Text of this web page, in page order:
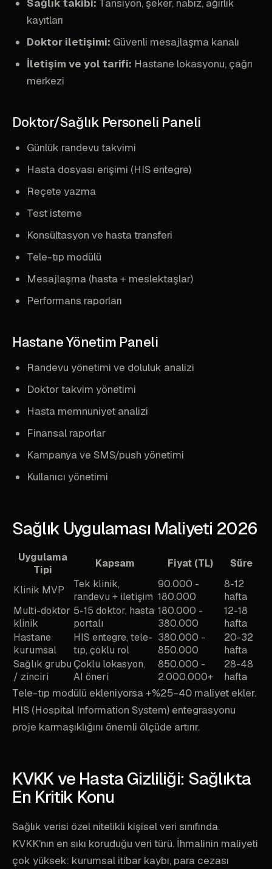
Sağlık takibi: Tansiyon, şeker, nabız, ağırlık
kayıtları
Doktor iletişimi: Güvenli mesajlaşma kanalı
İletişim ve yol tarifi: Hastane lokasyonu, çağrı
merkezi
Doktor/Sağlık Personeli Paneli
Günlük randevu takvimi
Hasta dosyası erişimi (HIS entegre)
Reçete yazma
Test isteme
Konsültasyon ve hasta transferi
Tele-tıp modülü
Mesajlaşma (hasta + meslektaşlar)
Performans raporları
Hastane Yönetim Paneli
Randevu yönetimi ve doluluk analizi
Doktor takvim yönetimi
Hasta memnuniyet analizi
Finansal raporlar
Kampanya ve SMS/push yönetimi
Kullanıcı yönetimi
Sağlık Uygulaması Maliyeti 2026
Uygulama
Tipi
Kapsam Fiyat (TL) Süre
Klinik MVP
Tek klinik,
randevu + iletişim
90.000 -
180.000
8-12
hafta
Multi-doktor
klinik
5-15 doktor, hasta
portalı
180.000 -
380.000
12-18
hafta
Hastane
kurumsal
HIS entegre, tele-
tıp, çoklu rol
380.000 -
850.000
20-32
hafta
Sağlık grubu
/ zinciri
Çoklu lokasyon,
AI öneri
850.000 -
2.000.000+
28-48
hafta
Tele-tıp modülü ekleniyorsa +%25-40 maliyet ekler.
HIS (Hospital Information System) entegrasyonu
proje karmaşıklığını önemli ölçüde artırır.
KVKK ve Hasta Gizliliği: Sağlıkta
En Kritik Konu
Sağlık verisi özel nitelikli kişisel veri sınıfında.
KVKK'nın en sıkı koruduğu veri türü. İhmalinin maliyeti
çok yüksek: kurumsal itibar kaybı, para cezası